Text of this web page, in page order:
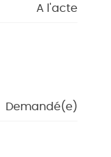
A l'acte
Demandé(e)